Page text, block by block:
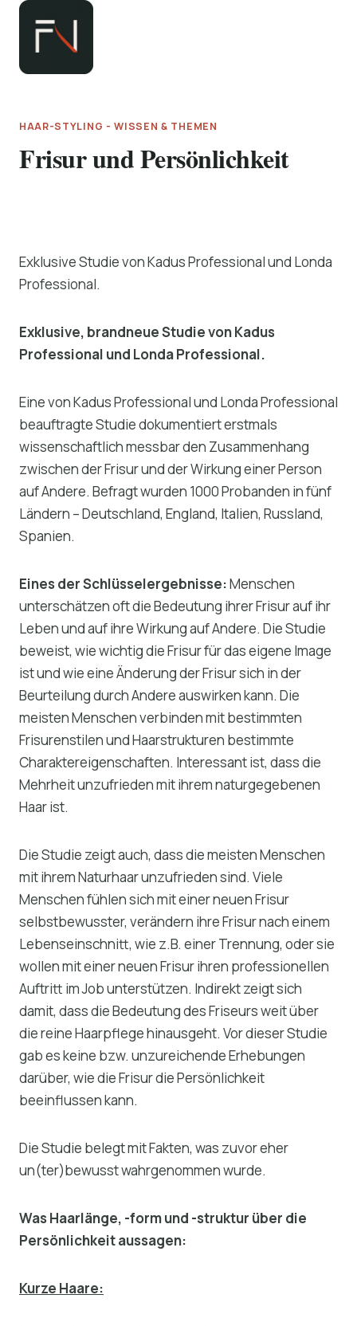
Zum
springen
HAAR-STYLING - WISSEN & THEMEN
Frisur und Persönlichkeit
Exklusive Studie von Kadus Professional und Londa
Professional.
Exklusive, brandneue Studie von Kadus
Professional und Londa Professional.
Eine von Kadus Professional und Londa Professional
beauftragte Studie dokumentiert erstmals
wissenschaftlich messbar den Zusammenhang
zwischen der Frisur und der Wirkung einer Person
auf Andere. Befragt wurden 1000 Probanden in fünf
Ländern – Deutschland, England, Italien, Russland,
Spanien.
Eines der Schlüsselergebnisse:Menschen
unterschätzen oft die Bedeutung ihrer Frisur auf ihr
Leben und auf ihre Wirkung auf Andere. Die Studie
beweist, wie wichtig die Frisur für das eigene Image
ist und wie eine Änderung der Frisur sich in der
Beurteilung durch Andere auswirken kann. Die
meisten Menschen verbinden mit bestimmten
Frisurenstilen und Haarstrukturen bestimmte
Charaktereigenschaften. Interessant ist, dass die
Mehrheit unzufrieden mit ihrem naturgegebenen
Haar ist.
Die Studie zeigt auch, dass die meisten Menschen
mit ihrem Naturhaar unzufrieden sind. Viele
Menschen fühlen sich mit einer neuen Frisur
selbstbewusster, verändern ihre Frisur nach einem
Lebenseinschnitt, wie z.B. einer Trennung, oder sie
wollen mit einer neuen Frisur ihren professionellen
Auftritt im Job unterstützen. Indirekt zeigt sich
damit, dass die Bedeutung des Friseurs weit über
die reine Haarpflege hinausgeht. Vor dieser Studie
gab es keine bzw. unzureichende Erhebungen
darüber, wie die Frisur die Persönlichkeit
beeinflussen kann.
Die Studie belegt mit Fakten, was zuvor eher
un(ter)bewusst wahrgenommen wurde.
Was Haarlänge, -form und -struktur über die
Persönlichkeit aussagen:
Kurze Haare: